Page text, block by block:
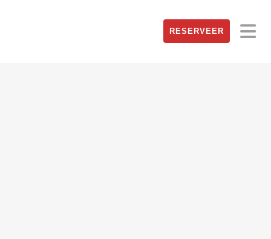
RESERVEER